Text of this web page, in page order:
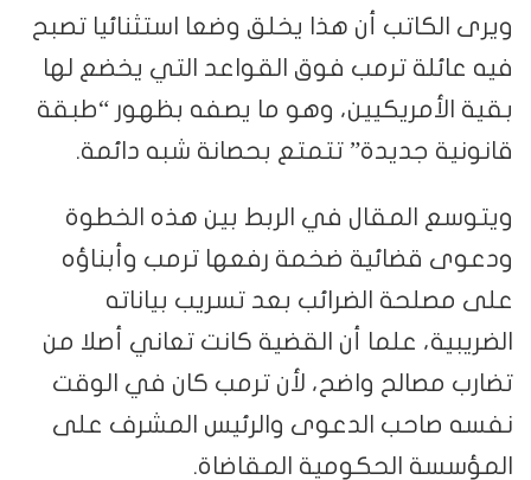
ويرى الكاتب أن هذا يخلق وضعا استثنائيا تصبح
فيه عائلة ترمب فوق القواعد التي يخضع لها
بقية الأمريكيين، وهو ما يصفه بظهور “طبقة
قانونية جديدة” تتمتع بحصانة شبه دائمة.
ويتوسع المقال في الربط بين هذه الخطوة
ودعوى قضائية ضخمة رفعها ترمب وأبناؤه
على مصلحة الضرائب بعد تسريب بياناته
الضريبية، علما أن القضية كانت تعاني أصلا من
تضارب مصالح واضح، لأن ترمب كان في الوقت
نفسه صاحب الدعوى والرئيس المشرف على
المؤسسة الحكومية المقاضاة.